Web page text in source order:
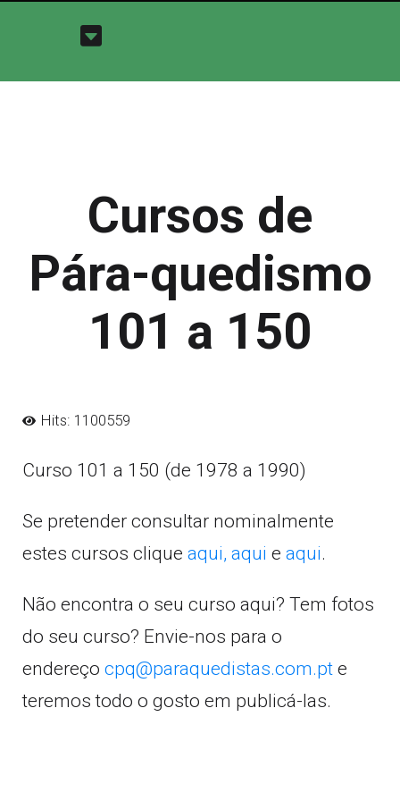
Cursos de
Pára-quedismo
101 a 150
Hits: 1100559
Curso 101 a 150 (de 1978 a 1990)
Se pretender consultar nominalmente
estes cursos clique aqui, aqui e aqui.
Não encontra o seu curso aqui? Tem fotos
do seu curso? Envie-nos para o
endereço cpq@paraquedistas.com.pt e
teremos todo o gosto em publicá-las.